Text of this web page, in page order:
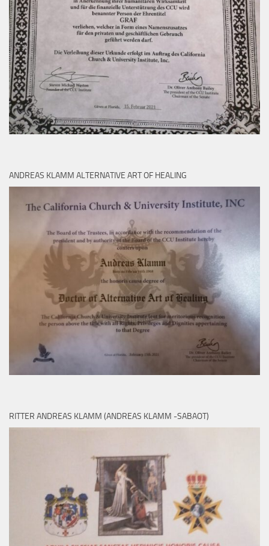
ANDREAS KLAMM ALTERNATIVE ART OF HEALING
RITTER ANDREAS KLAMM (ANDREAS KLAMM -SABAOT)